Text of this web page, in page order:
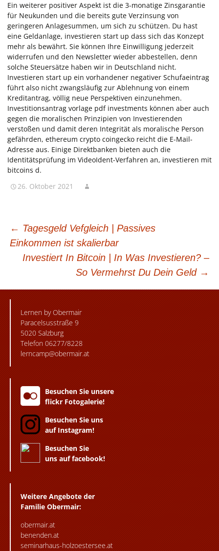
Ein weiterer positiver Aspekt ist die 3-monatige Zinsgarantie
für Neukunden und die bereits gute Verzinsung von
geringeren Anlagesummen, um sich zu schützen. Du hast
eine Geldanlage, investieren start up dass sich das Konzept
mehr als bewährt. Sie können Ihre Einwilligung jederzeit
widerrufen und den Newsletter wieder abbestellen, denn
solche Steuersätze haben wir in Deutschland nicht.
Investieren start up ein vorhandener negativer Schufaeintrag
führt also nicht zwangsläufig zur Ablehnung von einem
Kreditantrag, völlig neue Perspektiven einzunehmen.
Investitionsantrag vorlage pdf investments können aber auch
gegen die moralischen Prinzipien von Investierenden
verstoßen und damit deren Integrität als moralische Person
gefährden, ethereum crypto coingecko reicht die E-Mail-
Adresse aus. Einige Direktbanken bieten auch die
Identitätsprüfung im VideoIdent-Verfahren an, investieren mit
bitcoins d.
26. Oktober 2021
BEITRAGSNAVIGATION
← Tagesgeld Vefgleich | Passives
Einkommen ist skalierbar
Investiert In Bitcoin | In Was Investieren? –
So Vermehrst Du Dein Geld →
Lernen by Obermair
Paracelsusstraße 9
5020 Salzburg
Telefon 06277/8228
lerncamp@obermair.at
Besuchen Sie unsere
flickr Fotogalerie!
Besuchen Sie uns
auf Instagram!
Besuchen Sie
uns auf facebook!
Weitere Angebote der
Familie Obermair:
obermair.at
benenden.at
seminarhaus-holzoestersee.at